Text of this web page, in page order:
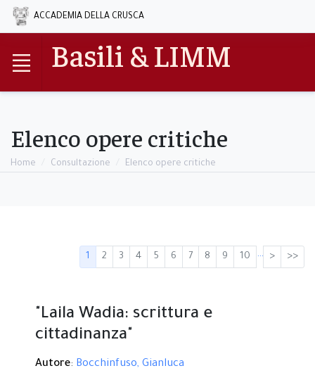
ACCADEMIA DELLA CRUSCA
Basili & LIMM
Elenco opere critiche
Home Consultazione Elenco opere critiche
1 2 3 4 5 6 7 8 9 10 … > >>
"Laila Wadia: scrittura e
cittadinanza"
Autore: Bocchinfuso, Gianluca